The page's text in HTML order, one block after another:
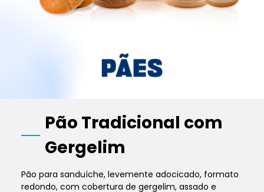
Pão Tradicional com
Gergelim
Pão para sanduíche, levemente adocicado, formato
redondo, com cobertura de gergelim, assado e